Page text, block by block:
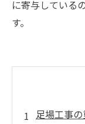
に寄与している
す。
足場工事